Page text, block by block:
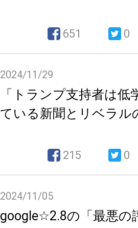
651 0
2024/11/29
「トランプ支持者は低
ている新聞とリベラル
215 0
2024/11/05
google☆2.8の「最悪の